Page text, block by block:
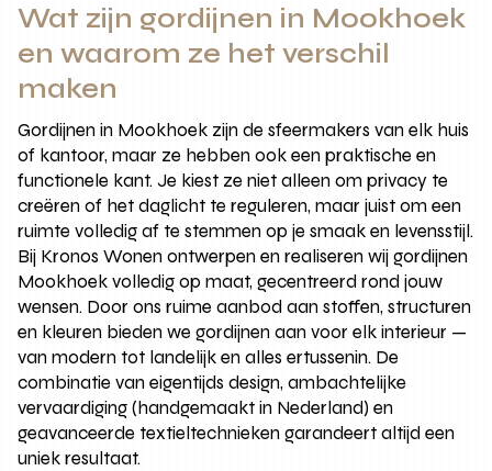
Wat zijn gordijnen in Mookhoek
en waarom ze het verschil
maken
Gordijnen in Mookhoek zijn de sfeermakers van elk huis
of kantoor, maar ze hebben ook een praktische en
functionele kant. Je kiest ze niet alleen om privacy te
creëren of het daglicht te reguleren, maar juist om een
ruimte volledig af te stemmen op je smaak en levensstijl.
Bij Kronos Wonen ontwerpen en realiseren wij gordijnen
Mookhoek volledig op maat, gecentreerd rond jouw
wensen. Door ons ruime aanbod aan stoffen, structuren
en kleuren bieden we gordijnen aan voor elk interieur —
van modern tot landelijk en alles ertussenin. De
combinatie van eigentijds design, ambachtelijke
vervaardiging (handgemaakt in Nederland) en
geavanceerde textieltechnieken garandeert altijd een
uniek resultaat.